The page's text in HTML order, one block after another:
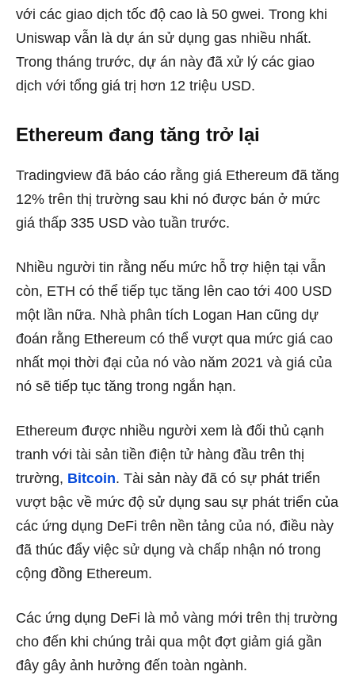
với các giao dịch tốc độ cao là 50 gwei. Trong khi
Uniswap vẫn là dự án sử dụng gas nhiều nhất.
Trong tháng trước, dự án này đã xử lý các giao
dịch với tổng giá trị hơn 12 triệu USD.
Ethereum đang tăng trở lại
Tradingview đã báo cáo rằng giá Ethereum đã tăng
12% trên thị trường sau khi nó được bán ở mức
giá thấp 335 USD vào tuần trước.
Nhiều người tin rằng nếu mức hỗ trợ hiện tại vẫn
còn, ETH có thể tiếp tục tăng lên cao tới 400 USD
một lần nữa. Nhà phân tích Logan Han cũng dự
đoán rằng Ethereum có thể vượt qua mức giá cao
nhất mọi thời đại của nó vào năm 2021 và giá của
nó sẽ tiếp tục tăng trong ngắn hạn.
Ethereum được nhiều người xem là đối thủ cạnh
tranh với tài sản tiền điện tử hàng đầu trên thị
trường, Bitcoin. Tài sản này đã có sự phát triển
vượt bậc về mức độ sử dụng sau sự phát triển của
các ứng dụng DeFi trên nền tảng của nó, điều này
đã thúc đẩy việc sử dụng và chấp nhận nó trong
cộng đồng Ethereum.
Các ứng dụng DeFi là mỏ vàng mới trên thị trường
cho đến khi chúng trải qua một đợt giảm giá gần
đây gây ảnh hưởng đến toàn ngành.